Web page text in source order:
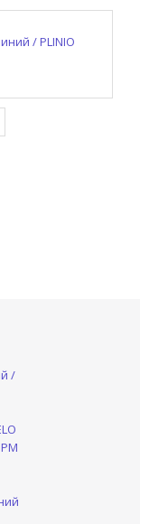
/ PLINIO
Плиний /
/